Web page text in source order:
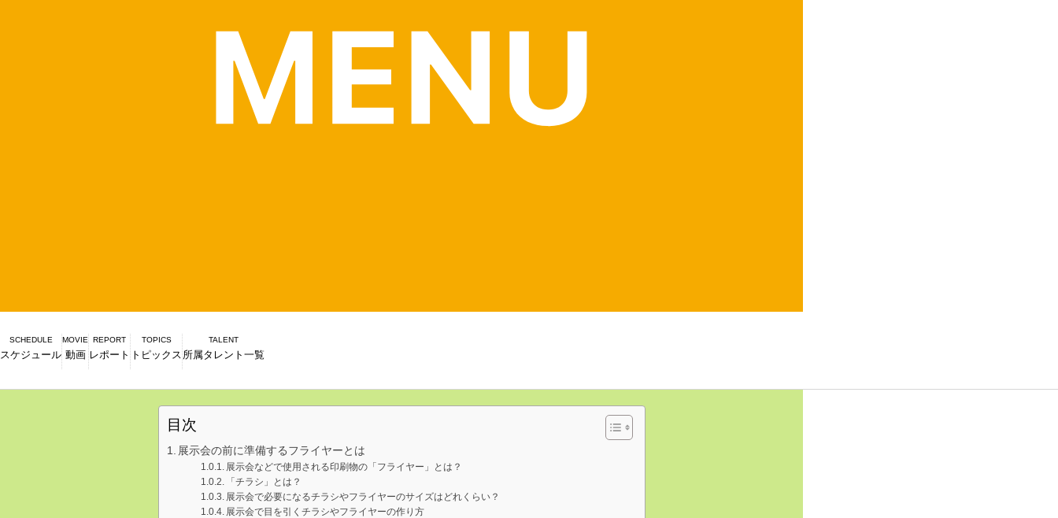
SCHEDULE
スケジュール
MOVIE
動画
REPORT
レポート
TOPICS
トピックス
TALENT
所属タレント一覧
目次
展示会の前に準備するフライヤーとは
展示会などで使用される印刷物の「フライヤー」とは？
「チラシ」とは？
展示会で必要になるチラシやフライヤーのサイズはどれくらい？
展示会で目を引くチラシやフライヤーの作り方